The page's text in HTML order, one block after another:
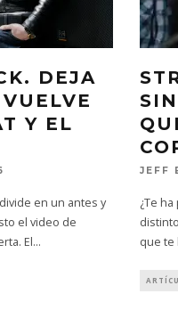
DEJA
Y EL
en un antes y
el video de
El...
JEFF
¿Te
que te